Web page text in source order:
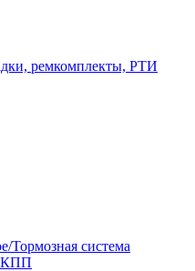
ремкомплекты, РТИ
Тормозная система
КПП